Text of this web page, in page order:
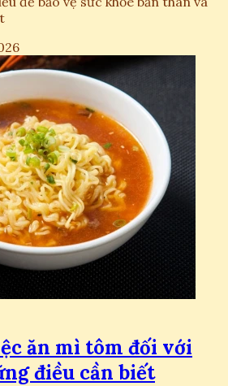
ăn mì tôm đối với
điều cần biết